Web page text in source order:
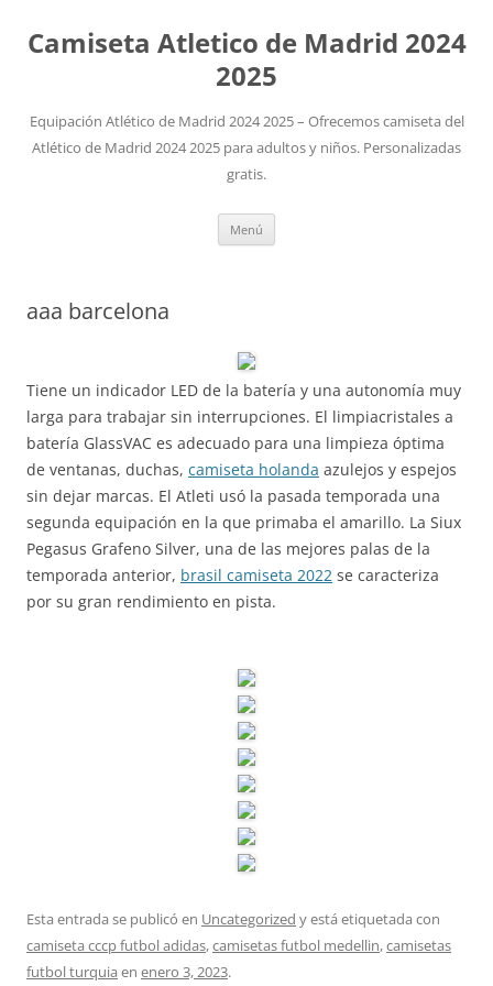
Camiseta Atletico de Madrid 2024
2025
Equipación Atlético de Madrid 2024 2025 – Ofrecemos camiseta del
Atlético de Madrid 2024 2025 para adultos y niños. Personalizadas
gratis.
Menú
aaa barcelona
Tiene un indicador LED de la batería y una autonomía muy
larga para trabajar sin interrupciones. El limpiacristales a
batería GlassVAC es adecuado para una limpieza óptima
de ventanas, duchas, camiseta holanda azulejos y espejos
sin dejar marcas. El Atleti usó la pasada temporada una
segunda equipación en la que primaba el amarillo. La Siux
Pegasus Grafeno Silver, una de las mejores palas de la
temporada anterior, brasil camiseta 2022 se caracteriza
por su gran rendimiento en pista.
Esta entrada se publicó en Uncategorized y está etiquetada con
camiseta cccp futbol adidas,camisetas futbol medellin,camisetas
futbol turquia en enero 3, 2023.